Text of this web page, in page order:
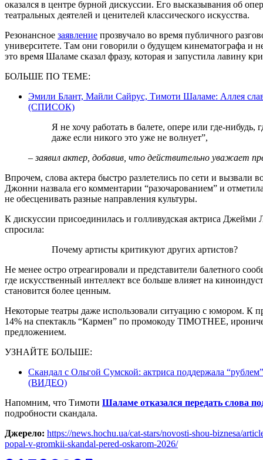
оказался в центре бурной дискуссии. Его высказывания об
театральных деятелей и ценителей классического искусства.
Резонансное заявление прозвучало во время публичного
университете. Там они говорили о будущем кинематографа и
это время Шаламе сказал фразу, которая и запустила лавину
БОЛЬШЕ ПО ТЕМЕ:
Эмили Блант, Майли Сайрус, Тимоти Шаламе: Аллея
(СПИСОК)
Я не хочу работать в балете, опере или где-нибудь, где говорят: “Эй, держите эту штуку живой,
даже если никого это уже не волнует”,
– заявил актер, добавив, что действительно уважает
Впрочем, слова актера быстро разлетелись по сети и
Джонни назвала его комментарии “разочарованием” и
не обесценивать разные направления культуры.
К дискуссии присоединилась и голливудская актриса
спросила:
Почему артисты критикуют других артистов?
Не менее остро отреагировали и представители балетного
где искусственный интеллект все больше влияет на
становится более ценным.
Некоторые театры даже использовали ситуацию с юмором. К
14% на спектакль “Кармен” по промокоду TIMOTHEE,
предложением.
УЗНАЙТЕ БОЛЬШЕ:
Скандал с Ольгой Сумской: актриса поддержала
(ВИДЕО)
Напомним, что Тимоти Шаламе отказался передать слова
подробности скандала.
Джерело: https://news.hochu.ua/cat-stars/novosti-shou-biznesa/
popal-v-gromkii-skandal-pered-oskarom-2026/